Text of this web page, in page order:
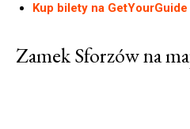
Kup bilety na GetYourGuide
Zamek Sforzów na